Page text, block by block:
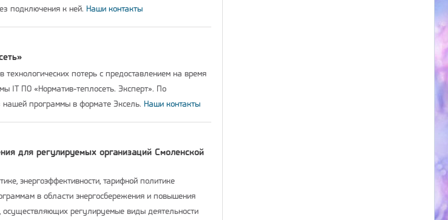
подключения к ней. Наши контакты
технологических потерь с предоставлением на время
IT ПО «Норматив-теплосеть. Эксперт». По
программы в формате Эксель. Наши контакты
для регулируемых организаций Смоленской
энергоэффективности, тарифной политике
в области энергосбережения и повышения
осуществляющих регулируемые виды деятельности